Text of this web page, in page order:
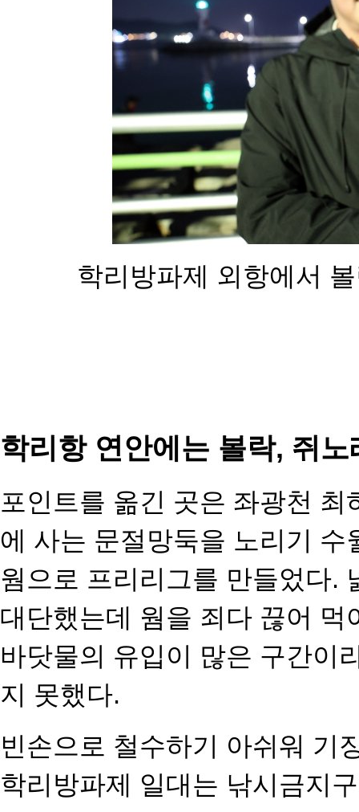
학리방파제 외항에서
학리항 연안에는 볼락, 쥐
포인트를 옮긴 곳은 좌광천
에 사는 문절망둑을 노리기
웜으로 프리리그를 만들었다.
대단했는데 웜을 죄다 끊어 먹
바닷물의 유입이 많은 구간이
지 못했다.
빈손으로 철수하기 아쉬워 기
학리방파제 일대는 낚시금지